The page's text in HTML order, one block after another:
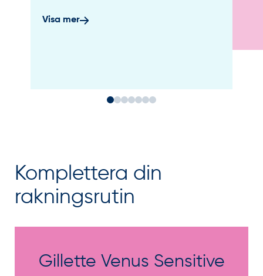
Visa mer
Komplettera din
rakningsrutin
Gillette Venus Sensitive